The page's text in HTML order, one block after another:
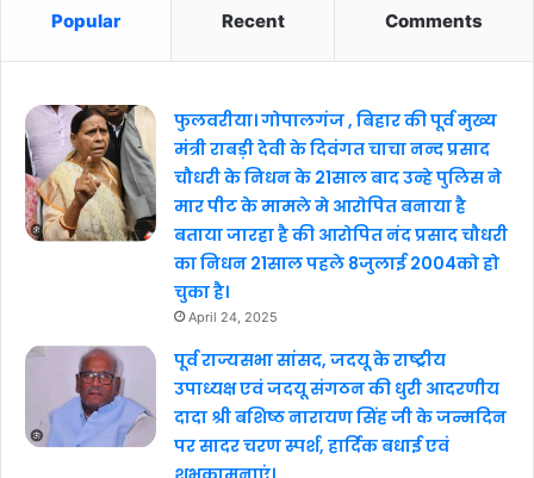
Popular Recent Comments
फुलवरीया। गोपालगंज , बिहार की पूर्व मुख्य
मंत्री राबड़ी देवी के दिवंगत चाचा नन्द प्रसाद
चौधरी के निधन के 21साल बाद उन्हे पुलिस ने
मार पीट के मामले मे आरोपित बनाया है
बताया जारहा है की आरोपित नंद प्रसाद चौधरी
का निधन 21साल पहले 8जुलाई 2004को हो
चुका है।
April 24, 2025
पूर्व राज्यसभा सांसद, जदयू के राष्ट्रीय
उपाध्यक्ष एवं जदयू संगठन की धुरी आदरणीय
दादा श्री बशिष्ठ नारायण सिंह जी के जन्मदिन
पर सादर चरण स्पर्श, हार्दिक बधाई एवं